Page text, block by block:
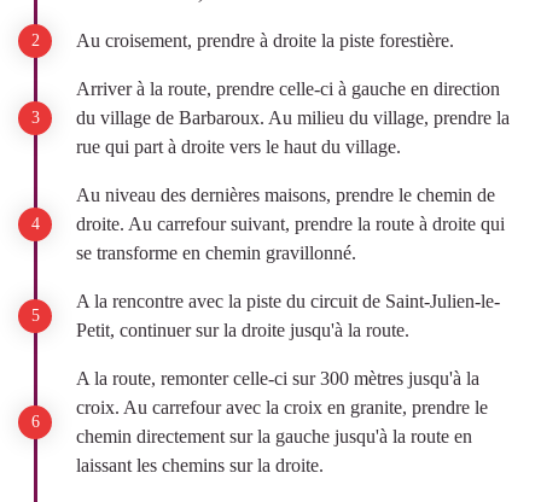
Au croisement, prendre à droite la piste forestière.
Arriver à la route, prendre celle-ci à gauche en direction
du village de Barbaroux. Au milieu du village, prendre la
rue qui part à droite vers le haut du village.
Au niveau des dernières maisons, prendre le chemin de
droite. Au carrefour suivant, prendre la route à droite qui
se transforme en chemin gravillonné.
A la rencontre avec la piste du circuit de Saint-Julien-le-
Petit, continuer sur la droite jusqu'à la route.
A la route, remonter celle-ci sur 300 mètres jusqu'à la
croix. Au carrefour avec la croix en granite, prendre le
chemin directement sur la gauche jusqu'à la route en
laissant les chemins sur la droite.